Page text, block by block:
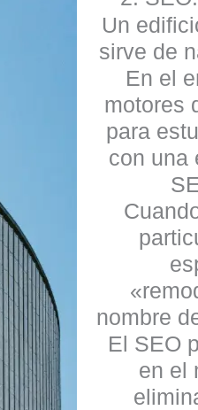
Un
sirve de
En el
motores
para
con una
nombre
El SEO
en el